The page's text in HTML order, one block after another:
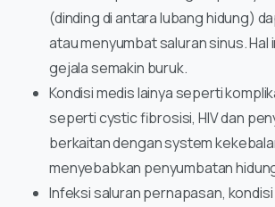
(dinding di antara lubang hidung)
atau menyumbat saluran sinus. Hal
gejala semakin buruk.
Kondisi medis lainya seperti
seperti cystic fibrosisi, HIV dan
berkaitan dengan system
menyebabkan penyumbatan
Infeksi saluran pernapasan,